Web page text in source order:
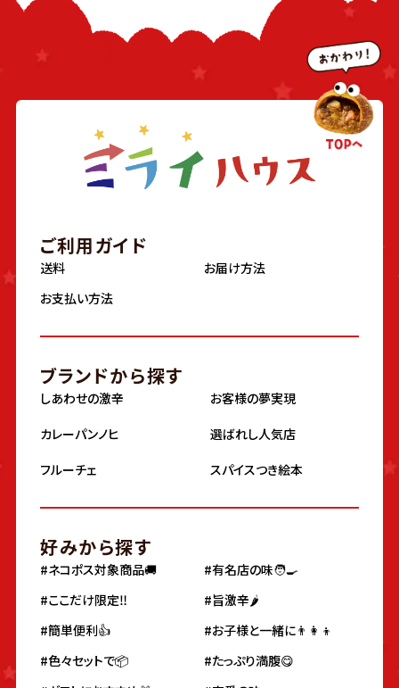
ご利用ガイド
送料
お届け方法
お支払い方法
ブランドから探す
しあわせの激辛
お客様の夢実現
カレーパンノヒ
選ばれし人気店
フルーチェ
スパイスつき絵本
好みから探す
#ネコポス対象商品🚚
#有名店の味🧑‍🍳
#ここだけ限定‼️
#旨激辛🌶
#簡単便利👍
#お子様と一緒に👨‍👩‍👦
#色々セットで📦
#たっぷり満腹😋